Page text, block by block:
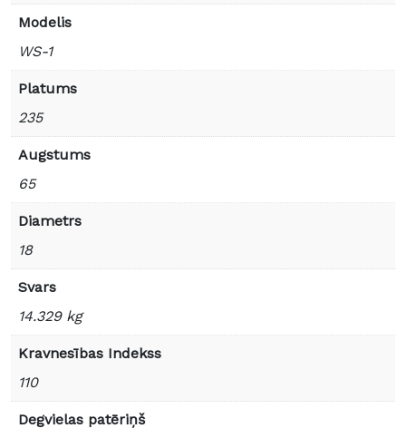
Modelis
WS-1
Platums
235
Augstums
65
Diametrs
18
Svars
14.329 kg
Kravnesības Indekss
110
Degvielas patēriņš